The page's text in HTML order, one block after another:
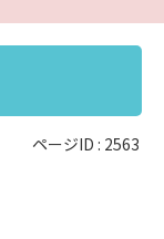
ページID : 2563